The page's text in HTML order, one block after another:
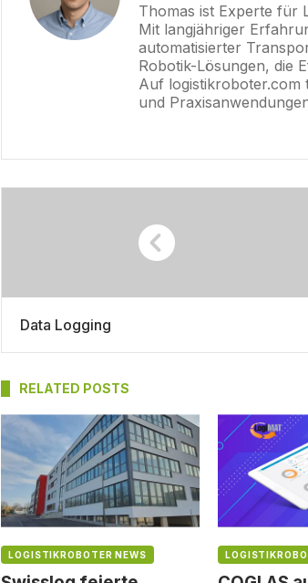
Thomas ist Experte für
Mit langjähriger
automatisierter
Robotik-Lösungen, die
Auf logistikroboter.com
und
Data Logging
RELATED POSTS
LOGISTIKROBOTER NEWS